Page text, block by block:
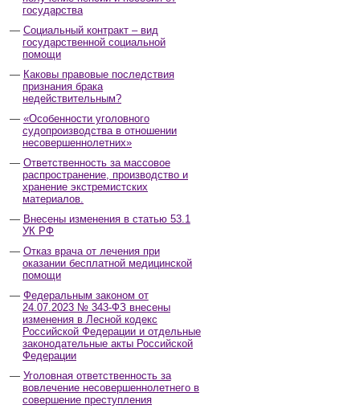
государства
Социальный контракт – вид
государственной социальной
помощи
Каковы правовые последствия
признания брака
недействительным?
«Особенности уголовного
судопроизводства в отношении
несовершеннолетних»
Ответственность за массовое
распространение, производство и
хранение экстремистских
материалов.
Внесены изменения в статью 53.1
УК РФ
Отказ врача от лечения при
оказании бесплатной медицинской
помощи
Федеральным законом от
24.07.2023 № 343-ФЗ внесены
изменения в Лесной кодекс
Российской Федерации и отдельные
законодательные акты Российской
Федерации
Уголовная ответственность за
вовлечение несовершеннолетнего в
совершение преступления